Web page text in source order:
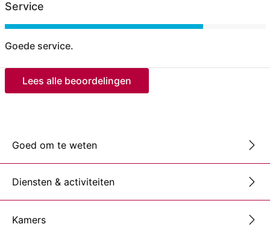
Service
Goede service.
Lees alle beoordelingen
Goed om te weten
Diensten & activiteiten
Kamers